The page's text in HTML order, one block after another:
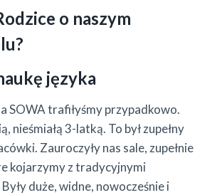
o naszym
języka
SOWA trafiłyśmy przypadkowo.
nieśmiałą 3-latką. To był zupełny
Zauroczyły nas sale, zupełnie
kojarzymy z tradycyjnymi
duże, widne, nowocześnie i